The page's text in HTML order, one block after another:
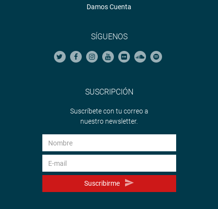
Damos Cuenta
SÍGUENOS
SUSCRIPCIÓN
Suscríbete con tu correo a
nuestro newsletter.
Suscribirme